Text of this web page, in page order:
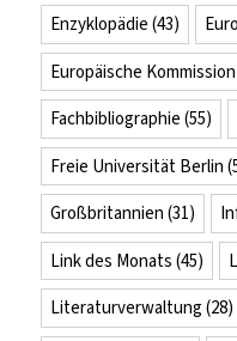
Enzyklopädie (43)
Europäische Kommission
Fachbibliographie (55)
Freie Universität Berlin
Großbritannien (31)
Link des Monats (45)
Literaturverwaltung (28)